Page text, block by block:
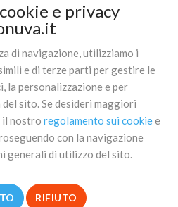
e privacy
di navigazione, utilizziamo i
e di terze parti per gestire le
la personalizzazione e per
sito. Se desideri maggiori
il nostro regolamento sui cookiee
con la navigazione
generali di utilizzo del sito.
RIFIUTO